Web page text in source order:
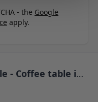
- the Google
apply.
Lugano Coffee Table - Coffee table in smoked oiled oak 110x60 cm